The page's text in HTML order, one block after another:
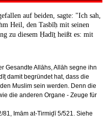
auf beiden, sagte: "Ich sah,
Heil, den Tasbīḥ mit seinen
zu diesem Ḥadīṯ heißt es: mit
Gesandte Allāhs, Allāh segne ihn
damit begründet hat, dass die
Muslim sein werden. Denn die
die anderen Organe - Zeuge für
81, Imām at-Tirmiḏī 5/521. Siehe